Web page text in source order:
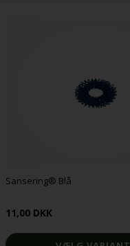
Sansering® Blå
11,00 DKK